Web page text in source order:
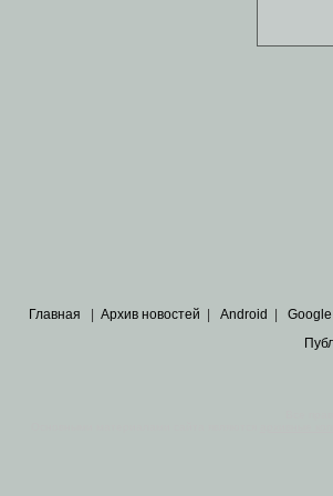
Главная | Архив новостей | Android | Google